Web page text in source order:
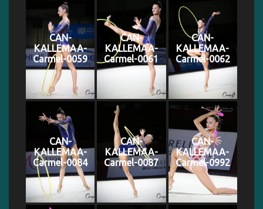
CAN-
KALLEMAA-
Carmel-0059
CAN-
KALLEMAA-
Carmel-0061
CAN-
KALLEMAA-
Carmel-0062
CAN-
KALLEMAA-
Carmel-0084
CAN-
KALLEMAA-
Carmel-0087
CAN-
KALLEMAA-
Carmel-0992